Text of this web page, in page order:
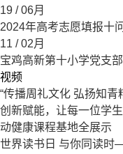
19 / 06月
2024年高考志愿填报十
11 / 02月
宝鸡高新第十小学党支
视频
“传播周礼文化 弘扬知
创新赋能，让每一位学
动健康课程基地全展示
世界读书日 与你同读时